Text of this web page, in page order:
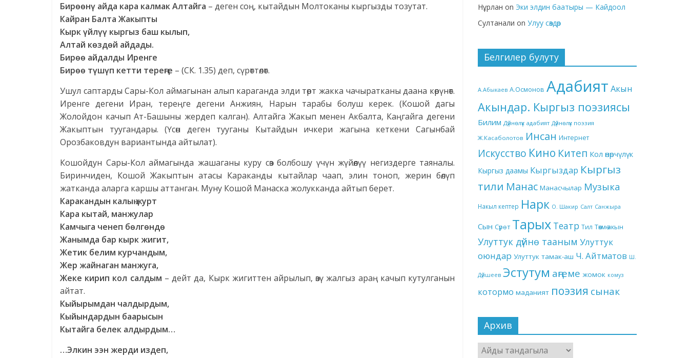
Бирөөнү айда кара калмак Алтайга – деген соң, кытайдын Молтоканы кыргызды тозутат.
Кайран Балта Жакыпты
Кырк үйлүү кыргыз баш кылып,
Алтай көздөй айдады.
Бирөө айдалды Иренге
Бирөө түшүп кетти тереңге – (СК. 1.35) деп, сүрөттөлөт.
Ушул саптарды Сары-Кол аймагынан алып караганда элди төрт жакка чачыратканы даана көрүнөт.
Иренге дегени Иран, тереңге дегени Анжиян, Нарын тарабы болуш керек. (Кошой дагы
Жолойдон качып Ат-Башыны жердеп калган). Алтайга Жакып менен Акбалта, Каңгайга дегени
Жакыптын туугандары. (Үсөн деген тууганы Кытайдын ичкери жагына кеткени Сагынбай
Орозбаковдун вариантында айтылат).
Кошойдун Сары-Кол аймагында жашаганы куру сөз болбошу үчүн жүйөөлүү негиздерге таяналы.
Биринчиден, Кошой Жакыптын атасы Караканды кытайлар чаап, элин тоноп, жерин бөлүп
жатканда аларга каршы аттанган. Муну Кошой Манаска жолукканда айтып берет.
Каракандын калың журт
Кара кытай, манжулар
Камчыга ченеп бөлгөндө
Жанымда бар кырк жигит,
Жетик белим курчандым,
Жер жайнаган манжуга,
Жеке кирип кол салдым – дейт да, Кырк жигиттен айрылып, өзү жалгыз араң качып кутулганын
айтат.
Кыйырымдан чалдырдым,
Кыйындардын баарысын
Кытайга белек алдырдым…
…Элкин ээн жерди издеп,
Нұрлан on Эки элдин баатыры — Кайдоол
Султанали on Улуу сөздөр
Белгилер булуту
А.Абыкаев А.Осмонов Адабият Акын
Акындар. Кыргыз поэзиясы
Билим Дүйнөлүк адабият Дүйнөлүк поэзия
Ж.Касаболотов Инсан Интернет
Искусство Кино Китеп Кол өнөрчүлүк
Кыргыз даамы Кыргыздар Кыргыз
тили Манас Манасчылар Музыка
Накыл кептер Нарк О. Шакир Салт Санжыра
Сын Сүрөт Тарых Театр Тил Төкмө акын
Улуттук дүйнө тааным Улуттук
оюндар Улуттук тамак-аш Ч. Айтматов Ш.
Дүйшеев Эстутум аңгеме жомок комуз
котормо маданият поэзия сынак
Архив
Архив